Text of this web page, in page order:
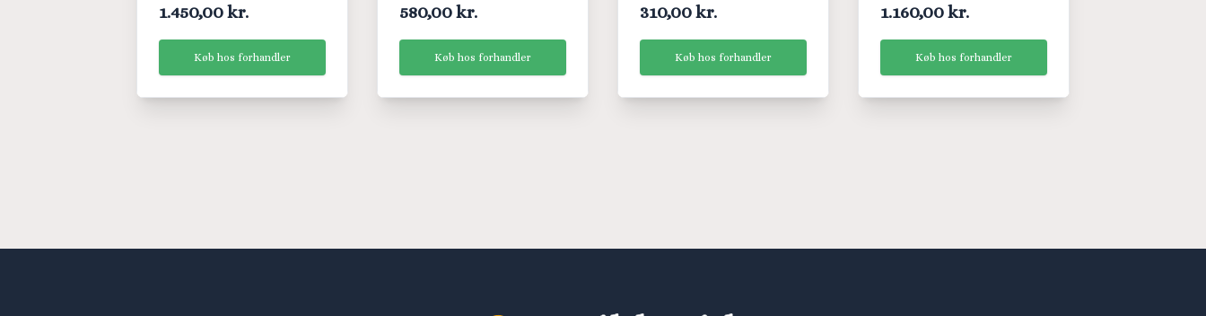
1.450,00 kr.
Køb hos forhandler
580,00 kr.
Køb hos forhandler
310,00 kr.
Køb hos forhandler
1.160,00 kr.
Køb hos forhandler